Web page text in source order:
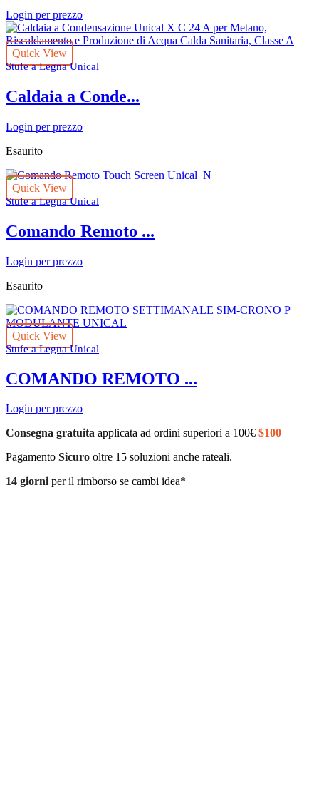
Login per prezzo
Quick View
Stufe a Legna Unical
Caldaia a Conde...
Login per prezzo
Esaurito
Quick View
Stufe a Legna Unical
Comando Remoto ...
Login per prezzo
Esaurito
Quick View
Stufe a Legna Unical
COMANDO REMOTO ...
Login per prezzo
Consegna gratuita applicata ad ordini superiori a 100€ $100
Pagamento Sicuro oltre 15 soluzioni anche rateali.
14 giorniper il rimborso se cambi idea*